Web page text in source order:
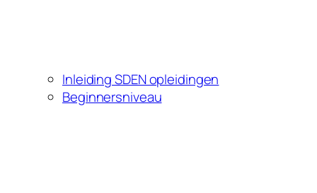
Inleiding SDEN opleidingen
Beginnersniveau